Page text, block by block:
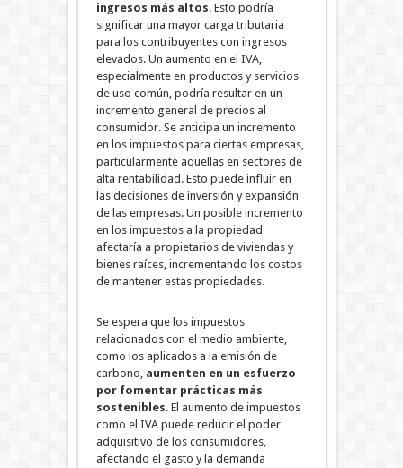
ingresos más altos. Esto podría
significar una mayor carga tributaria
para los contribuyentes con ingresos
elevados. Un aumento en el IVA,
especialmente en productos y servicios
de uso común, podría resultar en un
incremento general de precios al
consumidor. Se anticipa un incremento
en los impuestos para ciertas empresas,
particularmente aquellas en sectores de
alta rentabilidad. Esto puede influir en
las decisiones de inversión y expansión
de las empresas. Un posible incremento
en los impuestos a la propiedad
afectaría a propietarios de viviendas y
bienes raíces, incrementando los costos
de mantener estas propiedades.
Se espera que los impuestos
relacionados con el medio ambiente,
como los aplicados a la emisión de
carbono,aumenten en un esfuerzo
por fomentar prácticas más
sostenibles. El aumento de impuestos
como el IVA puede reducir el poder
adquisitivo de los consumidores,
afectando el gasto y la demanda